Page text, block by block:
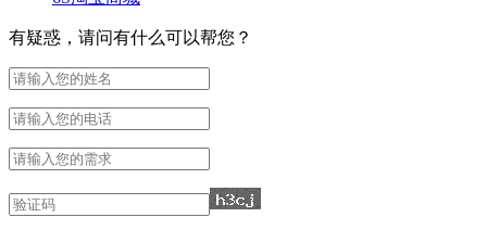
有疑惑，请问有什么可以帮您？